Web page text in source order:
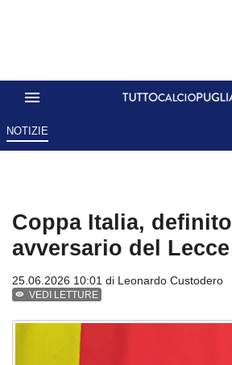
NOTIZIE
Coppa Italia,
avversario del Lecce
25.06.2026 10:01 di Leonardo Custodero
VEDI LETTURE